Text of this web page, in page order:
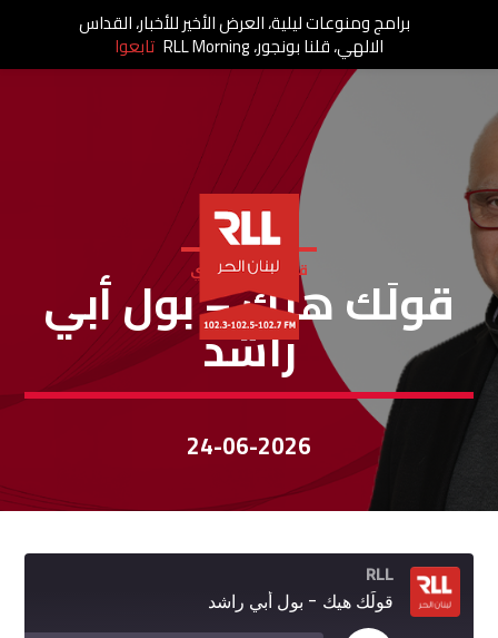
قولك هيك - فادي
قولَك هيك – بول أبي
راشد
24-06-2026
RLL
قولَك هيك - بول أبي راشد
برامج ومنوعات ليلية، العرض الأخير للأخبار، القداس
الالهي، قلنا بونجور، RLL Morning تابعوا